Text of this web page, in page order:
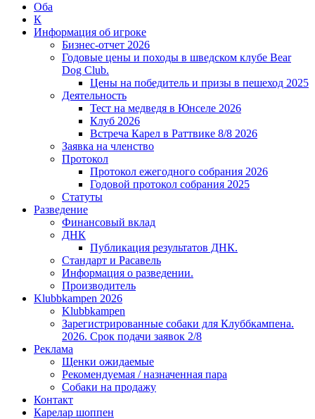
Оба
К
Информация об игроке
Бизнес-отчет 2026
Годовые цены и походы в шведском клубе Bear
Dog Club.
Цены на победитель и призы в пешеход 2025
Деятельность
Тест на медведя в Юнселе 2026
Клуб 2026
Встреча Карел в Раттвике 8/8 2026
Заявка на членство
Протокол
Протокол ежегодного собрания 2026
Годовой протокол собрания 2025
Статуты
Разведение
Финансовый вклад
ДНК
Публикация результатов ДНК.
Стандарт и Расавель
Информация о разведении.
Производитель
Klubbkampen 2026
Klubbkampen
Зарегистрированные собаки для Клуббкампена.
2026. Срок подачи заявок 2/8
Реклама
Щенки ожидаемые
Рекомендуемая / назначенная пара
Собаки на продажу
Контакт
Карелар шоппен